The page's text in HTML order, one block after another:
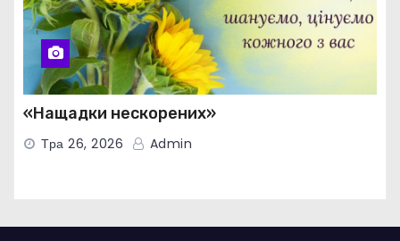
«Нащадки нескорених»
Тра 26, 2026 Admin